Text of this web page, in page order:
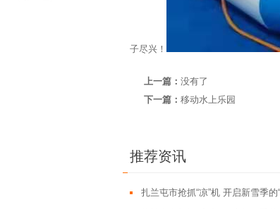
子尽兴！
上一篇： 没有了
下一篇： 移动水上乐园
推荐资讯
扎兰屯市抢抓“凉”机 开启新雪季的